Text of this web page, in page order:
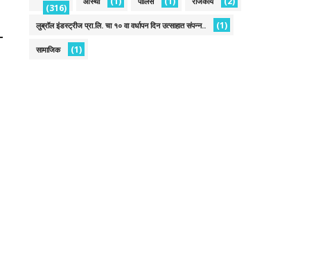
(316)
लुब्रॉल इंडस्ट्रीज प्रा.लि. चा १० वा वर्धापन दिन उत्साहात संपन्न.. (1)
सामाजिक (1)